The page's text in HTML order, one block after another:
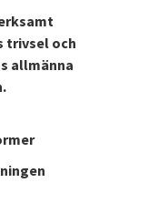
trivsel och
allmänna